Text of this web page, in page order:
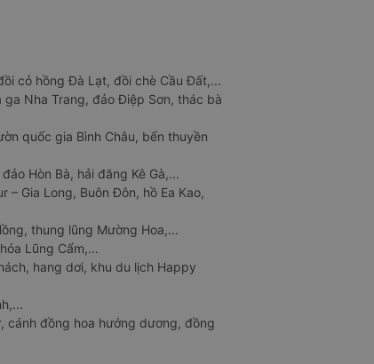
cỏ hồng Đà Lạt, đồi chè Cầu Đất,...
ga Nha Trang, đảo Điệp Sơn, thác bà
quốc gia Bình Châu, bến thuyền
Hòn Bà, hải đăng Kê Gà,...
– Gia Long, Buôn Đôn, hồ Ea Kao,
thung lũng Mường Hoa,...
Lũng Cẩm,...
hang dơi, khu du lịch Happy
cánh đồng hoa hướng dương, đồng